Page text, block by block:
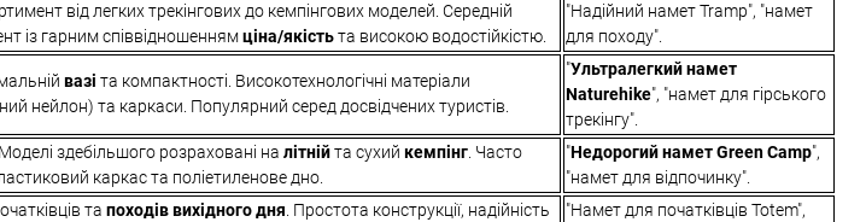
від легких трекінгових до кемпінгових моделей. Середній
із гарним співвідношеннямціна/якістьта високою водостійкістю.
"Надійний намет Tramp", "намет
для походу".
вазі та компактності. Високотехнологічні матеріали
нейлон) та каркаси. Популярний серед досвідчених туристів.
"Ультралегкий намет
Naturehike", "намет для гірського
трекінгу".
здебільшого розраховані на літнійта сухий кемпінг. Часто
каркас та поліетиленове дно.
"Недорогий намет Green Camp",
"намет для відпочинку".
та походів вихідного дня. Простота конструкції, надійність
"Намет для початківців Totem",